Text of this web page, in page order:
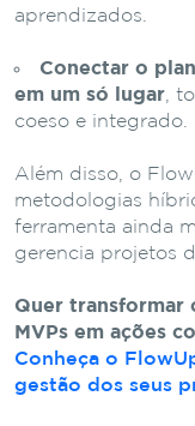
aprendizados.
Conectar o
em um só lugar ,
coeso e integrado.
Além disso, o
metodologias
ferramenta ainda
gerencia projetos
Quer transformar
MVPs em ações
Conheça o
gestão dos seus